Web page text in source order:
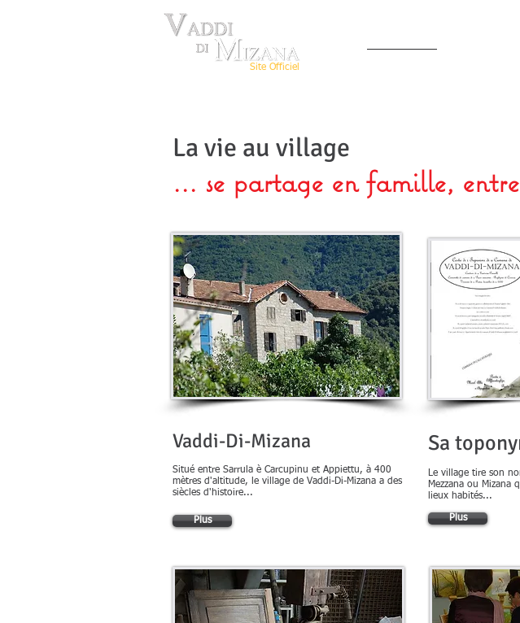
Site Officiel
La vie au village
... se partage en famille,
Vaddi-Di-Mizana
Situé entre Sarrula è Carcupinu et Appiettu, à 400
mètres d'altitude, le village de Vaddi-Di-Mizana a des
siècles d'histoire...
Plus
Sa
Le village tire son
Mezzana ou Mizana
lieux habités...
Plus